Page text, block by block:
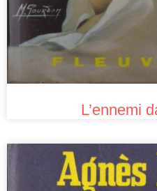
L’ennemi